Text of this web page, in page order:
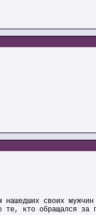
нашедших своих
кто обращался за